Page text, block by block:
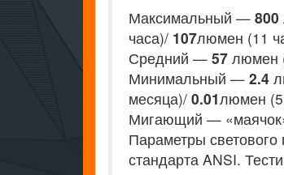
Максимальный — 800
часа)/ 107люмен (11
Средний — 57 люмен
Минимальный — 2.4
месяца)/ 0.01люмен
Мигающий —
Параметры светового
стандарта ANSI.